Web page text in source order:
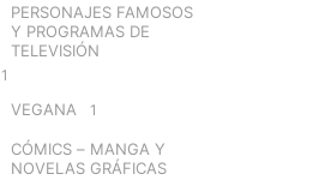
PERSONAJES FAMOSOS
Y PROGRAMAS DE
TELEVISIÓN
1
VEGANA 1
CÓMICS – MANGA Y
NOVELAS GRÁFICAS